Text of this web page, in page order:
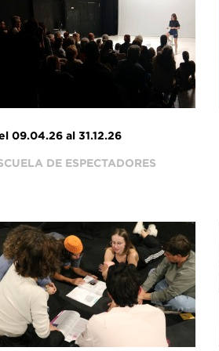
09.04.26 al 31.12.26
DE ESPECTADORES